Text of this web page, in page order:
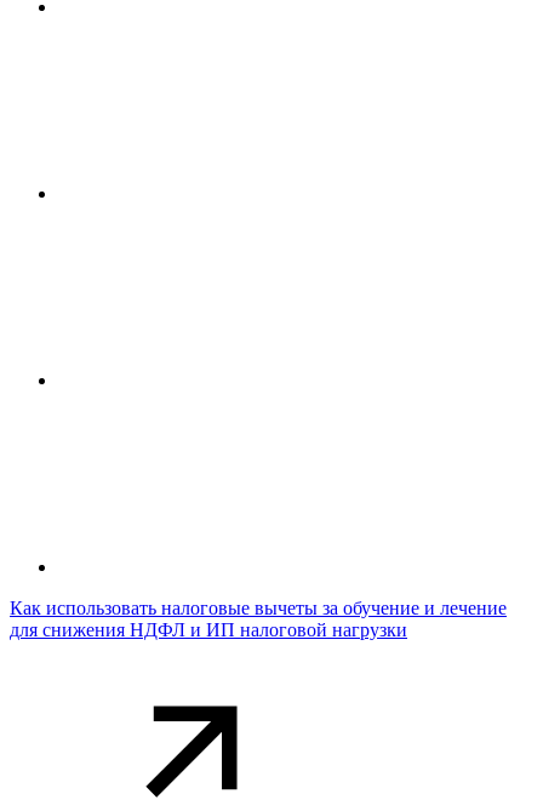
Как использовать налоговые вычеты за обучение и лечение
для снижения НДФЛ и ИП налоговой нагрузки